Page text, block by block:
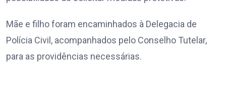
Mãe e filho foram encaminhados à Delegacia de
Polícia Civil, acompanhados pelo Conselho Tutelar,
para as providências necessárias.